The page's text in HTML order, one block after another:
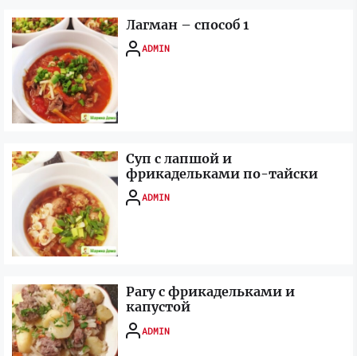
Лагман – способ 1
ADMIN
Суп с лапшой и
фрикадельками по-тайски
ADMIN
Рагу с фрикадельками и
капустой
ADMIN